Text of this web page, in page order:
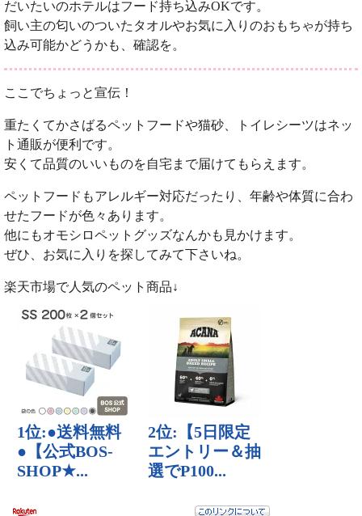
だいたいのホテルはフード持ち込みOKです。
飼い主の匂いのついたタオルやお気に入りのおもちゃが持ち
込み可能かどうかも、確認を。
ここでちょっと宣伝！
重たくてかさばるペットフードや猫砂、トイレシーツはネッ
ト通販が便利です。
安くて品質のいいものを自宅まで届けてもらえます。
ペットフードもアレルギー対応だったり、年齢や体質に合わ
せたフードが色々あります。
他にもオモシロペットグッズなんかも見かけます。
ぜひ、お気に入りを探してみて下さいね。
楽天市場で人気のペット商品↓